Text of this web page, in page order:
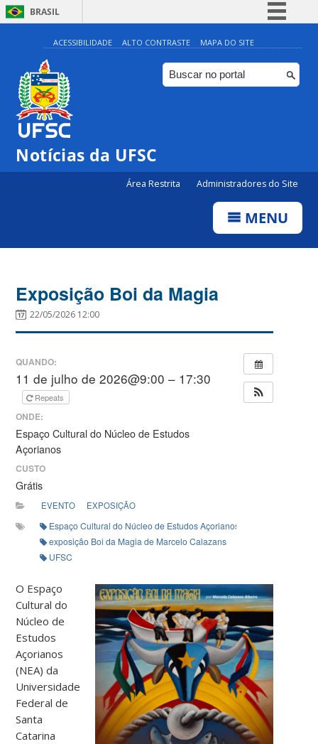
BRASIL
Simplifique!
Comunica BR
Participe
ACESSIBILIDADE ALTO CONTRASTE MAPA DO SITE
Notícias da UFSC
Área Restrita Administradores do Site
MENU
Exposição Boi da Magia
22/05/2026 12:00
QUANDO:
11 de julho de 2026@9:00 – 17:30
Repeats
ONDE:
Espaço Cultural do Núcleo de Estudos
Açorianos
CUSTO
Grátis
EVENTO EXPOSIÇÃO
Espaço Cultural do Núcleo de Estudos Açorianos (NEA)
exposição Boi da Magia de Marcelo Calazans
UFSC
O Espaço
Cultural do
Núcleo de
Estudos
Açorianos
(NEA) da
Universidade
Federal de
Santa
Catarina